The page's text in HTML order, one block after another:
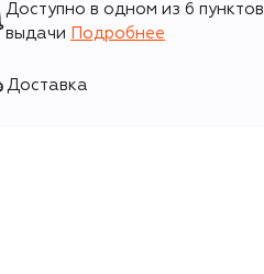
Доступно в одном из 6 пунктов
выдачи
Подробнее
Доставка